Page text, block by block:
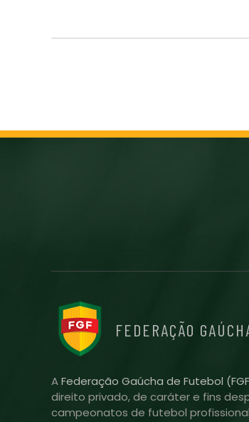
FEDERAÇÃO
AFederação Gaúcha de Futebol
direito privado, de caráter e fins
campeonatos de futebol